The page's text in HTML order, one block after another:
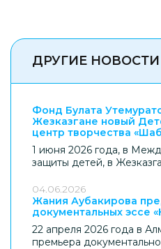
ДРУГИЕ НОВОСТИ
Фонд Булата
Жезказгане новый
центр творчества
1 июня 2026 года, в
защиты детей, в
юношеского центра
современного
для детей региона.
Булата Утемуратова.
04.06.2026
Жания Аубакирова
документальных эссе
22 апреля 2026 года в
премьера